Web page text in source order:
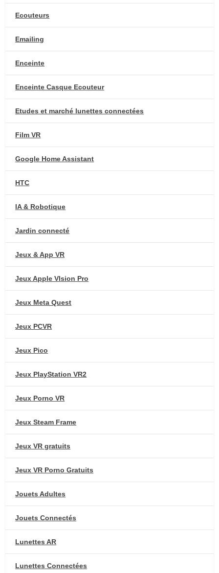
Ecouteurs
Emailing
Enceinte
Enceinte Casque Ecouteur
Etudes et marché lunettes connectées
Film VR
Google Home Assistant
HTC
IA & Robotique
Jardin connecté
Jeux & App VR
Jeux Apple VIsion Pro
Jeux Meta Quest
Jeux PCVR
Jeux Pico
Jeux PlayStation VR2
Jeux Porno VR
Jeux Steam Frame
Jeux VR gratuits
Jeux VR Porno Gratuits
Jouets Adultes
Jouets Connectés
Lunettes AR
Lunettes Connectées